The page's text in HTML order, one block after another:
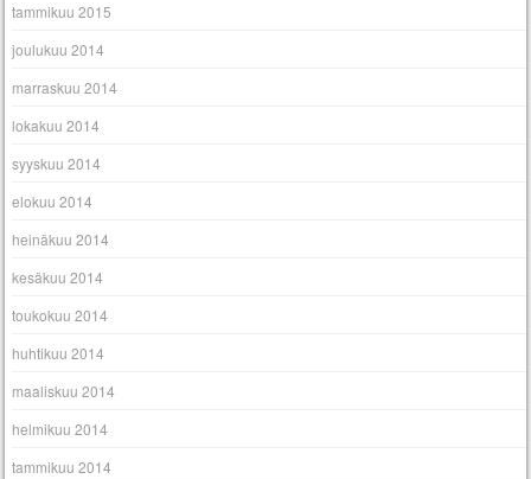
tammikuu 2015
joulukuu 2014
marraskuu 2014
lokakuu 2014
syyskuu 2014
elokuu 2014
heinäkuu 2014
kesäkuu 2014
toukokuu 2014
huhtikuu 2014
maaliskuu 2014
helmikuu 2014
tammikuu 2014